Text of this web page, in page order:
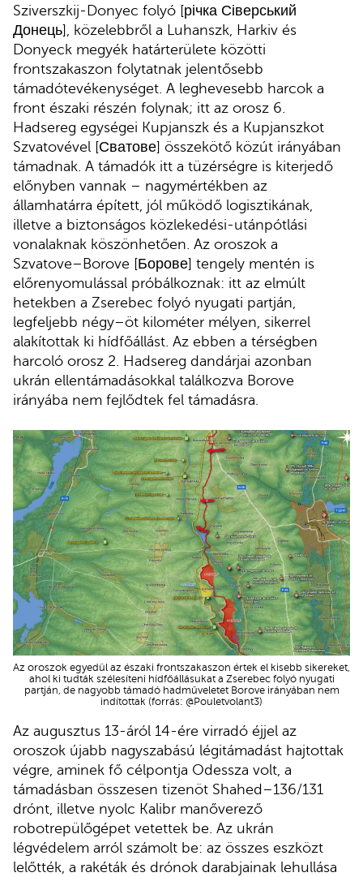
Sziverszkij-Donyec folyó [річка Сіверський
Донець], közelebbről a Luhanszk, Harkiv és
Donyeck megyék határterülete közötti
frontszakaszon folytatnak jelentősebb
támadótevékenységet. A leghevesebb harcok a
front északi részén folynak; itt az orosz 6.
Hadsereg egységei Kupjanszk és a Kupjanszkot
Szvatovével [Сватове] összekötő közút irányában
támadnak. A támadók itt a tüzérségre is kiterjedő
előnyben vannak – nagymértékben az
államhatárra épített, jól működő logisztikának,
illetve a biztonságos közlekedési-utánpótlási
vonalaknak köszönhetően. Az oroszok a
Szvatove–Borove [Борове] tengely mentén is
előrenyomulással próbálkoznak: itt az elmúlt
hetekben a Zserebec folyó nyugati partján,
legfeljebb négy–öt kilométer mélyen, sikerrel
alakítottak ki hídfőállást. Az ebben a térségben
harcoló orosz 2. Hadsereg dandárjai azonban
ukrán ellentámadásokkal találkozva Borove
irányába nem fejlődtek fel támadásra.
Az oroszok egyedül az északi frontszakaszon értek el kisebb sikereket,
ahol ki tudták szélesíteni hídfőállásukat a Zserebec folyó nyugati
partján, de nagyobb támadó hadműveletet Borove irányában nem
indítottak (forrás: @Pouletvolant3)
Az augusztus 13-áról 14-ére virradó éjjel az
oroszok újabb nagyszabású légitámadást hajtottak
végre, aminek fő célpontja Odessza volt, a
támadásban összesen tizenöt Shahed–136/131
drónt, illetve nyolc Kalibr manőverező
robotrepülőgépet vetettek be. Az ukrán
légvédelem arról számolt be: az összes eszközt
lelőtték, a rakéták és drónok darabjainak lehullása